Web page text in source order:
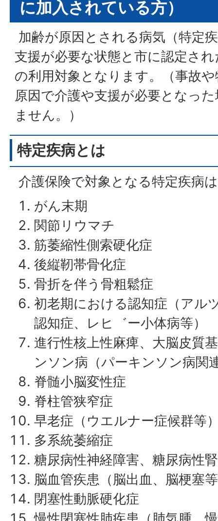
に加入されている方）
加齢が原因とされる病気（特定
支援が必要な状態と市に認定さ
の利用対象となります。（事故
原因で介護や支援が必要となっ
ません。）
特定疾病とは
介護保険で対象となる特定疾病
がん末期
関節リウマチ
筋萎縮性側索硬化症
後縦靭帯骨化症
骨折を伴う骨粗鬆症
初老期における認知症（アル
認知症、レヒ゛ー小体病等）
進行性核上性麻痺、大脳皮質
ンソン病（パーキンソン病関
脊髄小脳変性症
脊柱管狭窄症
早老症（ウエルナー症候群等
多系統萎縮症
糖尿病性神経障害、糖尿病性
脳血管疾患（脳出血、脳梗塞
閉塞性動脈硬化症